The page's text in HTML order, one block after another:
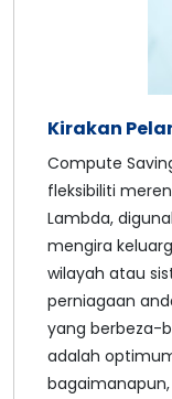
Kirakan
Compute
fleksibiliti
Lambda,
mengira
wilayah atau
perniagaan
yang berbeza-
adalah